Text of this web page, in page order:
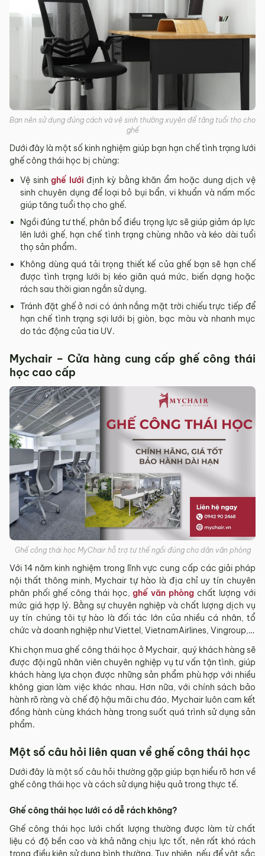
Bạn nên sử dụng đúng cách và vệ sinh thường xuyên để tăng tuổi thọ cho
ghế
Dưới đây là một số kinh nghiệm giúp bạn hạn chế tình trạng lưới
ghế công thái học bị chùng:
Vệ sinhghế lưới định kỳ bằng khăn ẩm hoặc dung dịch vệ
sinh chuyên dụng để loại bỏ bụi bẩn, vi khuẩn và nấm mốc
giúp tăng tuổi thọ cho ghế.
Ngồi đúng tư thế, phân bổ điều trọng lực sẽ giúp giảm áp lực
lên lưới ghế, hạn chế tình trạng chùng nhão và kéo dài tuổi
thọ sản phẩm.
Không dùng quá tải trọng thiết kế của ghế bạn sẽ hạn chế
được tình trạng lưới bị kéo giãn quá mức, biến dạng hoặc
rách sau thời gian ngắn sử dụng.
Tránh đặt ghế ở nơi có ánh nắng mặt trời chiếu trực tiếp để
hạn chế tình trạng sợi lưới bị giòn, bạc màu và nhanh mục
do tác động của tia UV.
Mychair – Cửa hàng cung cấp ghế công thái
học cao cấp
Ghế công thái học MyChair hỗ trợ tư thế ngồi đúng cho dân văn phòng
Với 14 năm kinh nghiệm trong lĩnh vực cung cấp các giải pháp
nội thất thông minh, Mychair tự hào là địa chỉ uy tín chuyên
phân phối ghế công thái học,ghế văn phòng chất lượng với
mức giá hợp lý. Bằng sự chuyên nghiệp và chất lượng dịch vụ
uy tín chúng tôi tự hào là đối tác lớn của nhiều cá nhân, tổ
chức và doanh nghiệp như Viettel, VietnamAirlines, Vingroup,…
Khi chọn mua ghế công thái học ở Mychair, quý khách hàng sẽ
được đội ngũ nhân viên chuyên nghiệp vụ tư vấn tận tình, giúp
khách hàng lựa chọn được những sản phẩm phù hợp với nhiều
không gian làm việc khác nhau. Hơn nữa, với chính sách bảo
hành rõ ràng và chế độ hậu mãi chu đáo, Mychair luôn cam kết
đồng hành cùng khách hàng trong suốt quá trình sử dụng sản
phẩm.
Một số câu hỏi liên quan về ghế công thái học
Dưới đây là một số câu hỏi thường gặp giúp bạn hiểu rõ hơn về
ghế công thái học và cách sử dụng hiệu quả trong thực tế.
Ghế công thái học lưới có dễ rách không?
Ghế công thái học lưới chất lượng thường được làm từ chất
liệu có độ bền cao và khả năng chịu lực tốt, nên rất khó rách
trong điều kiện sử dụng bình thường. Tuy nhiên, nếu để vật sắc